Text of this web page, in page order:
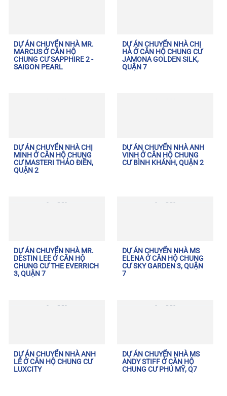
DỰ ÁN CHUYỂN NHÀ MR.
MARCUS Ở CĂN HỘ
CHUNG CƯ SAPPHIRE 2 -
SAIGON PEARL
DỰ ÁN CHUYỂN NHÀ CHỊ
HÀ Ở CĂN HỘ CHUNG CƯ
JAMONA GOLDEN SILK,
QUẬN 7
DỰ ÁN CHUYỂN NHÀ CHỊ
MINH Ở CĂN HỘ CHUNG
CƯ MASTERI THẢO ĐIỀN,
QUẬN 2
DỰ ÁN CHUYỂN NHÀ ANH
VINH Ở CĂN HỘ CHUNG
CƯ BÌNH KHÁNH, QUẬN 2
DỰ ÁN CHUYỂN NHÀ MR.
DESTIN LEE Ở CĂN HỘ
CHUNG CƯ THE EVERRICH
3, QUẬN 7
DỰ ÁN CHUYỂN NHÀ MS
ELENA Ở CĂN HỘ CHUNG
CƯ SKY GARDEN 3, QUẬN
7
DỰ ÁN CHUYỂN NHÀ ANH
LÊ Ở CĂN HỘ CHUNG CƯ
LUXCITY
DỰ ÁN CHUYỂN NHÀ MS
ANDY STIFF Ở CĂN HỘ
CHUNG CƯ PHÚ MỸ, Q7